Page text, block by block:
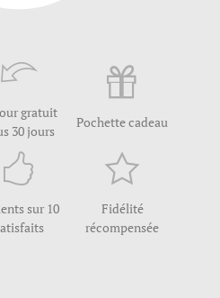
gratuit
30 jours
Pochette cadeau
sur 10
Fidélité
récompensée